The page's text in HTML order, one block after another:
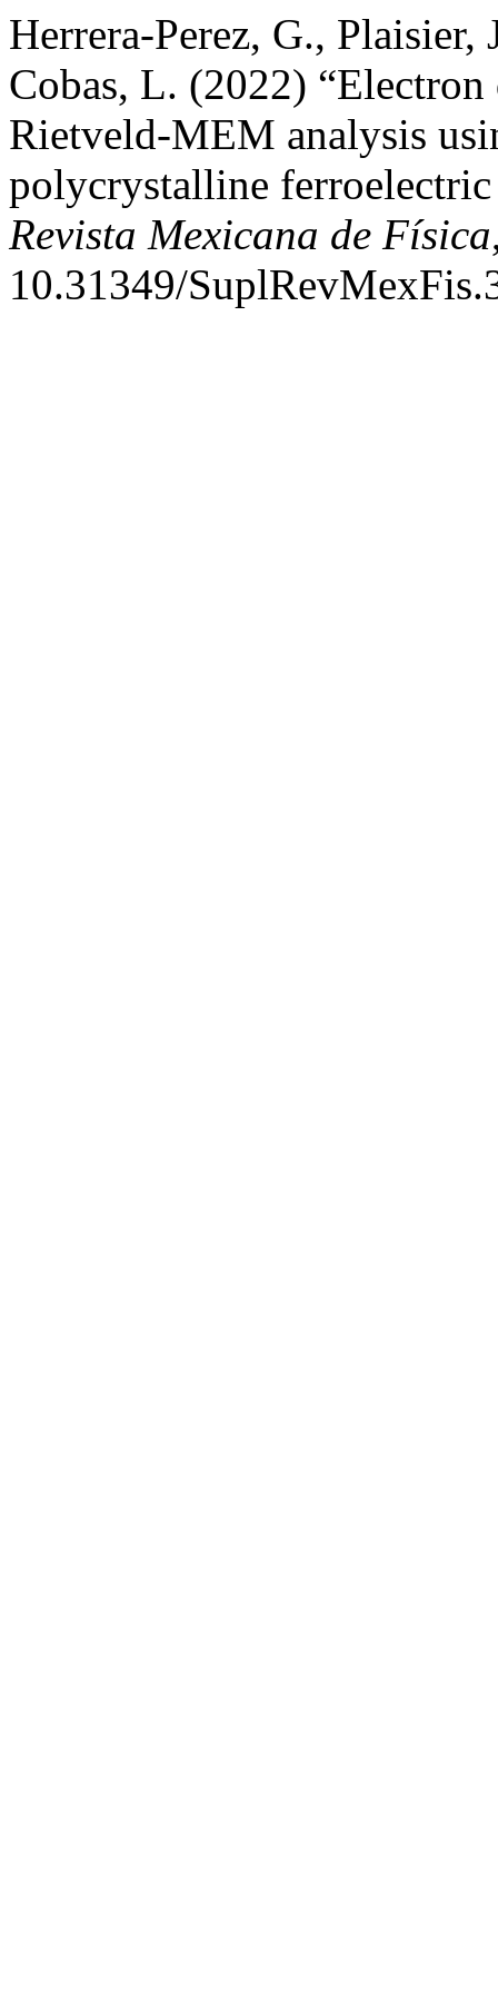
Herrera-Perez, G., Plaisier,
Cobas, L. (2022)
Rietveld-MEM analysis
polycrystalline
Revista Mexicana de Física
10.31349/